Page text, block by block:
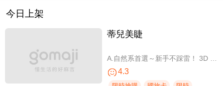
今日上架
蒂兒美睫
4.3